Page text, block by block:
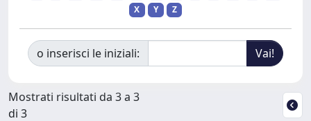
X
Y Z
o inserisci le iniziali:
Mostrati risultati da 3 a 3
di 3